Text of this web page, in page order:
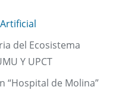
del Ecosistema
Y UPCT
“Hospital de Molina”